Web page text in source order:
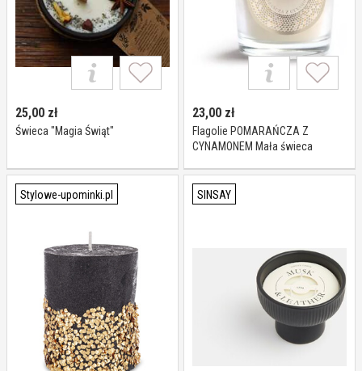
25,00 zł
Świeca "Magia Świąt"
23,00 zł
Flagolie POMARAŃCZA Z
CYNAMONEM Mała świeca
Stylowe-upominki.pl SINSAY